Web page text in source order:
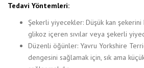
Tedavi Yöntemleri:
Şekerli yiyecekler: Düşük kan şekerini
glikoz içeren sıvılar veya şekerli
Düzenli öğünler: Yavru Yorkshire
dengesini sağlamak için, sık ama